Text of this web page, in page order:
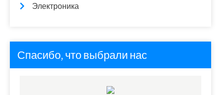
Электроника
Спасибо, что выбрали нас